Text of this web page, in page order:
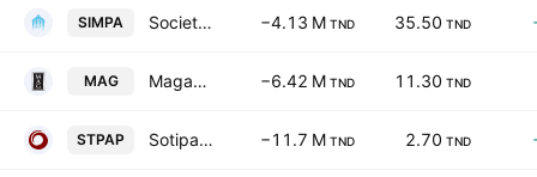
SIMPA Societe Immobiliere et de participations SA −4.13 M TND 35.50 TND
MAG Magasin General SA −6.42 M TND 11.30 TND
STPAP Sotipapier SA −11.7 M TND 2.70 TND